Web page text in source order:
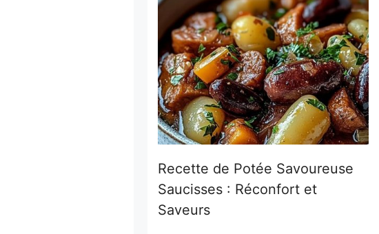
Recette de Potée Savoureuse
Saucisses : Réconfort et
Saveurs